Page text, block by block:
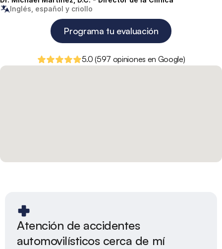
Inglés, español y criollo
Programa tu evaluación
5.0 (597 opiniones en Google)
Atención de accidentes
automovilísticos cerca de mí